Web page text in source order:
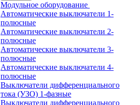
Модульное оборудование
Автоматические выключатели 1-
полюсные
Автоматические выключатели 2-
полюсные
Автоматические выключатели 3-
полюсные
Автоматические выключатели 4-
полюсные
Выключатели дифференциального
тока (УЗО) 1-фазные
Выключатели дифференциального